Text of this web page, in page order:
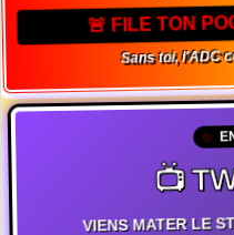
🚨 FILE TON
Sans toi, l'ADC
📺
VIENS MATER LE